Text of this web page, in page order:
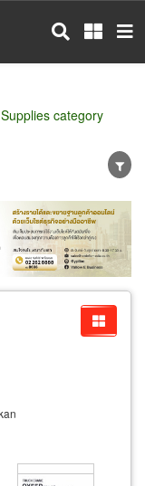
category
Dealer